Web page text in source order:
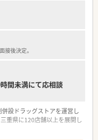
接後決定。
間未満にて応相談
併設ドラッグストアを運営し
三重県に120店舗以上を展開し